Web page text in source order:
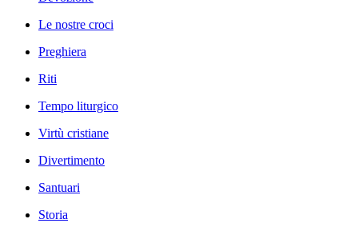
Le nostre croci
Preghiera
Riti
Tempo liturgico
Virtù cristiane
Divertimento
Santuari
Storia